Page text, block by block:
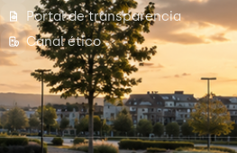
Portal de transparencia
Canal ético